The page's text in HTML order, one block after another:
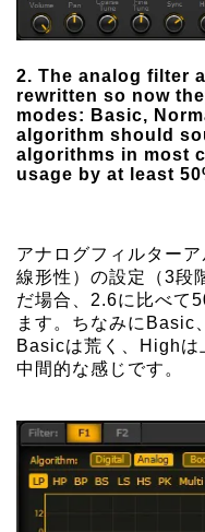
2. The analog filter
rewritten so now
modes: Basic,
algorithm should
algorithms in most
usage by at least
アナログフィルター
線形性）の設定（3段
だ場合、2.6に比べて
ます。ちなみにBasic
Basicは荒く、Highは
中間的な感じです。